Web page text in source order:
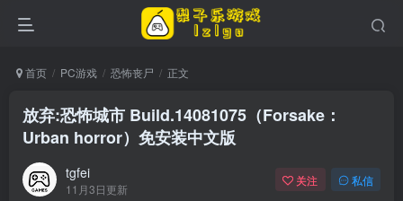
首页 PC游戏 恐怖丧尸 正文
放弃:恐怖城市 Build.14081075（Forsake：
Urban horror）免安装中文版
tgfei
11月3日更新
关注 私信